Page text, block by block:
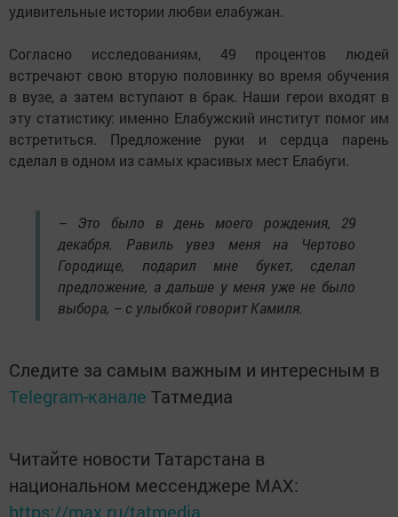
удивительные истории любви елабужан.
Согласно исследованиям, 49 процентов людей
встречают свою вторую половинку во время обучения
в вузе, а затем вступают в брак. Наши герои входят в
эту статистику: именно Елабужский институт помог им
встретиться. Предложение руки и сердца парень
сделал в одном из самых красивых мест Елабуги.
– Это было в день моего рождения, 29
декабря. Равиль увез меня на Чертово
Городище, подарил мне букет, сделал
предложение, а дальше у меня уже не было
выбора, – с улыбкой говорит Камиля.
Следите за самым важным и интересным в
Telegram-канале Татмедиа
Читайте новости Татарстана в
национальном мессенджере MАХ:
https://max.ru/tatmedia